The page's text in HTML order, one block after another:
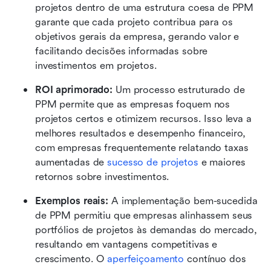
projetos dentro de uma estrutura coesa de PPM
garante que cada projeto contribua para os
objetivos gerais da empresa, gerando valor e
facilitando decisões informadas sobre
investimentos em projetos.
ROI aprimorado: Um processo estruturado de
PPM permite que as empresas foquem nos
projetos certos e otimizem recursos. Isso leva a
melhores resultados e desempenho financeiro,
com empresas frequentemente relatando taxas
aumentadas de sucesso de projetos e maiores
retornos sobre investimentos.
Exemplos reais: A implementação bem-sucedida
de PPM permitiu que empresas alinhassem seus
portfólios de projetos às demandas do mercado,
resultando em vantagens competitivas e
crescimento. O aperfeiçoamento contínuo dos